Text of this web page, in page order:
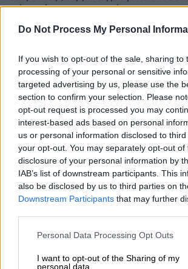
Do Not Process My Personal
If you wish to opt-out of the sale, sharing to
processing of your personal or sensitive
targeted advertising by us, please use the
section to confirm your selection. Please
opt-out request is processed you may
interest-based ads based on personal
us or personal information disclosed to
your opt-out. You may separately opt-out of
disclosure of your personal information by
IAB’s list of downstream participants. This
also be disclosed by us to third parties on
Downstream Participants that may further
Please note that this website/app uses one
not limited to your visit or usage behaviour.
Personal Data Processing Opt Outs
I want to opt-out of the Sharing of my
personal data.
χώρο όπου ξεκουράζεται το
κατά τα διαλείμματα, καθώς
grtimes.gr.
Το περιστατικό έγινε γνωστό
ώρες μετά, όταν συνάδελφός
στον χώρο για να ξεκινήσει τη
άνδρας είχε φύγει ήδη από τη
Όπως αναφέρει εργαζόμενος
νοσοκομείου στο ίδιο μέσο,
παραβιαστεί η πόρτα του
παραληφθεί ο 51χρονος και να
ο θάνατός του, ενώ όπως
ίδιες πληροφορίες είχε